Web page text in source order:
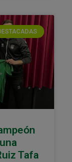
Tafa